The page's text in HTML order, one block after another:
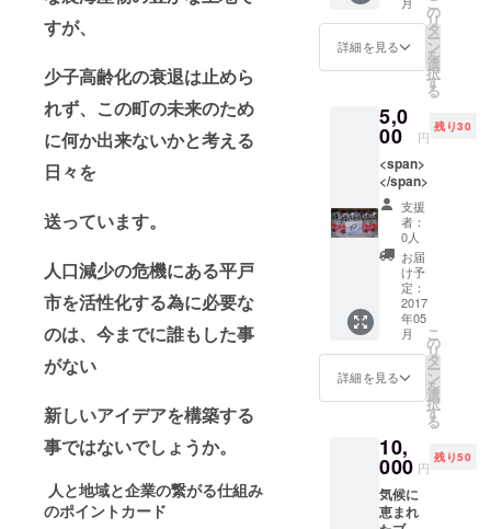
すが、
少子高齢化の衰退は止めら
れず、この町の未来のため
に何か出来ないかと考える
日々を
送っています。
人口減少の危機にある平戸
市を活性化する為に必要な
のは、今までに誰もした事
がない
新しいアイデアを構築する
事ではないでしょうか。
人と地域と企業の繋がる仕組み
のポイントカード
上げの自営
業を始め
る。
室内装飾業
の30数年の
経験と、6年
前に産地直
売所をオー
プンし、現
在に至る。
詳細を見る
の
リ
タ
ー
ン
を
選
択
す
る
5,0
00 円
残り30
<span>
</span>
支援
者：
0人
お届
け予
定：
2017
年05
月
詳細を見る
こ
の
リ
タ
ー
ン
を
選
択
す
る
10,
000 円
残り50
気候に
恵まれ